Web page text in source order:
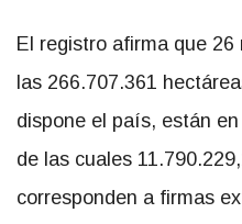
El registro afirma que
las 266.707.361
dispone el país, están
de las cuales
corresponden a firmas